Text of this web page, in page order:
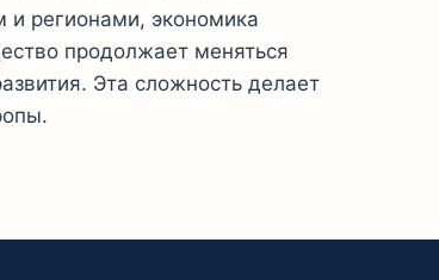
и регионами, экономика
продолжает меняться
Эта сложность делает